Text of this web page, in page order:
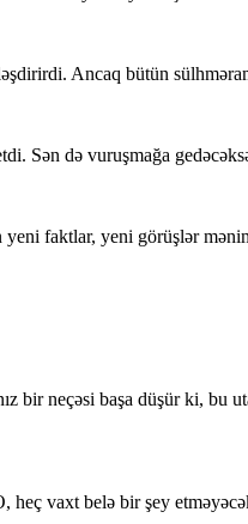
Ancaq bütün
Sən də vuruşmağa
faktlar, yeni görüşlər
bir neçəsi başa düşür ki, bu
vaxt belə bir şey